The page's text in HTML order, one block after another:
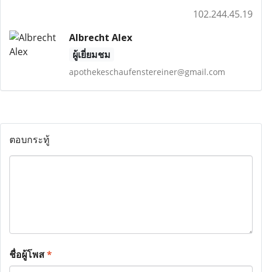
102.244.45.19
Albrecht Alex
ผู้เยี่ยมชม
apothekeschaufenstereiner@gmail.com
ตอบกระทู้
ชื่อผู้โพส*